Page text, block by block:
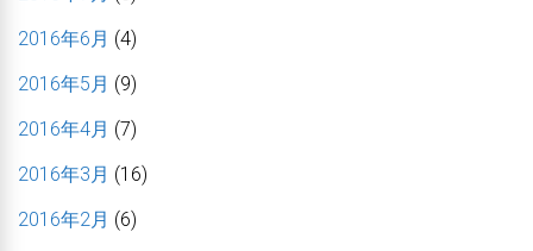
2016年6月 (4)
2016年5月 (9)
2016年4月 (7)
2016年3月 (16)
2016年2月 (6)